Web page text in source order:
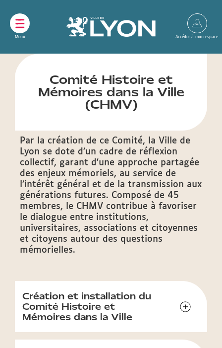
Comité Histoire et
Mémoires dans la Ville
(CHMV)
Par la création de ce Comité, la Ville de
Lyon se dote d’un cadre de réflexion
collectif, garant d’une approche partagée
des enjeux mémoriels, au service de
l’intérêt général et de la transmission aux
générations futures. Composé de 45
membres, le CHMV contribue à favoriser
le dialogue entre institutions,
universitaires, associations et citoyennes
et citoyens autour des questions
mémorielles.
Création et installation du
Comité Histoire et
Mémoires dans la Ville